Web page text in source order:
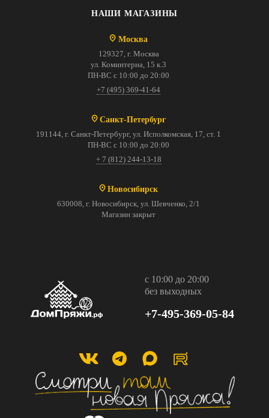
НАШИ МАГАЗИНЫ
Москва
129327, г. Москва
ул. Коминтерна, 15 к.3
ПН-ВС с 10:00 до 20:00
+7 (495) 369-41-64
Санкт-Петербург
191144, г. Санкт-Петербург, ул. Исполкомская, 17, ст. 1
ПН-ВС с 10:00 до 20:00
+ 7 (812) 244-13-18
Новосибирск
630008, г. Новосибирск, ул. Шевченко, 2/1
Магазин закрыт
с 10:00 до 20:00
без выходных
+7-495-369-05-84